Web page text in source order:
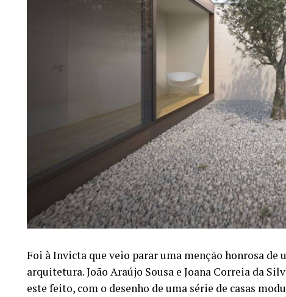
Foi à Invicta que veio parar uma menção honrosa
arquitetura. João Araújo Sousa e Joana Correia da
este feito, com o desenho de uma série de casas